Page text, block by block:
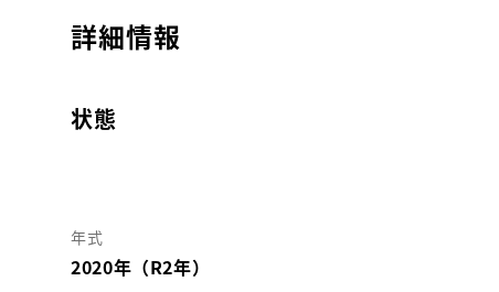
詳細情報
状態
年式
2020年（R2年）